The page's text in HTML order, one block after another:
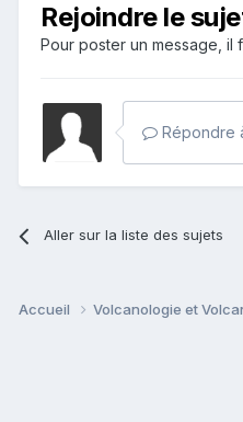
Rejoindre le
Pour poster un message, il
Répondre
Aller sur la liste des sujets
Accueil Volcanologie et